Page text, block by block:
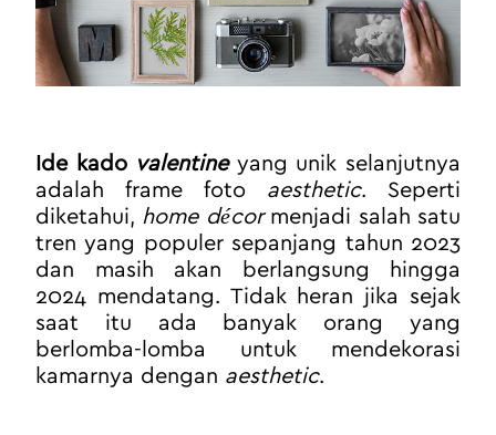
Ide kado valentine yang unik selanjutnya
adalah frame foto aesthetic. Seperti
diketahui, home décor menjadi salah satu
tren yang populer sepanjang tahun 2023
dan masih akan berlangsung hingga
2024 mendatang. Tidak heran jika sejak
saat itu ada banyak orang yang
berlomba-lomba untuk mendekorasi
kamarnya dengan aesthetic.